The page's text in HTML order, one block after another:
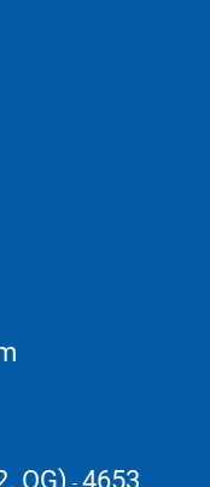
OG) 4653